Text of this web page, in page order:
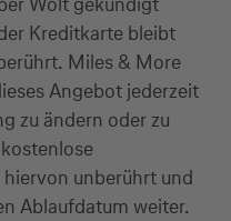
Kreditkarte bleibt
Miles & More
Angebot jederzeit
zu ändern oder zu
unberührt und
Ablaufdatum weiter.